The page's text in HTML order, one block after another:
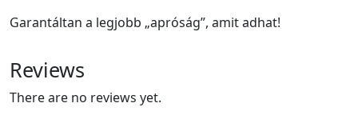
Garantáltan a legjobb „apróság”, amit adhat!
Reviews
There are no reviews yet.